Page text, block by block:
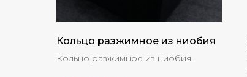
Кольцо разжимное из ниобия
Кольцо разжимное из ниобия